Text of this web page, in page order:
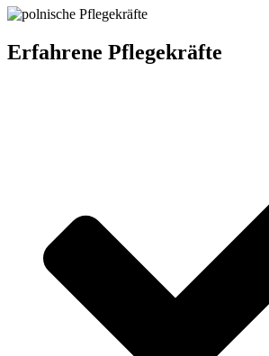
Erfahrene Pflegekräfte